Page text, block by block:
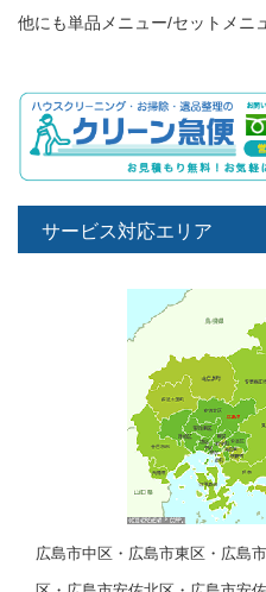
他にも単品メニュー/セットメ
サービス対応エリア
広島市中区・広島市東区・広島